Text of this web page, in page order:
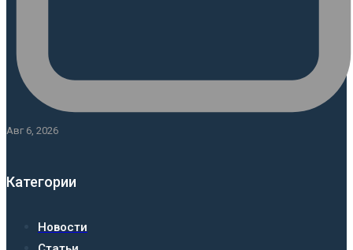
Авг 6, 2026
Категории
Новости